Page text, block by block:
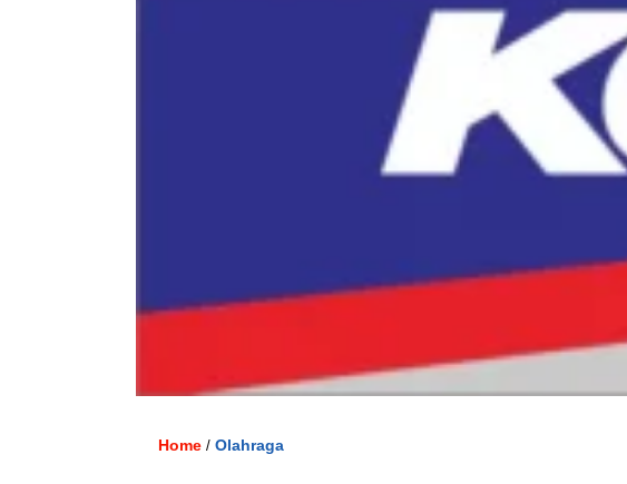
Home / Olahraga